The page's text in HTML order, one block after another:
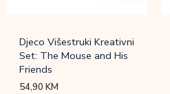
Djeco Višestruki Kreativni
Set: The Mouse and His
Friends
54,90KM